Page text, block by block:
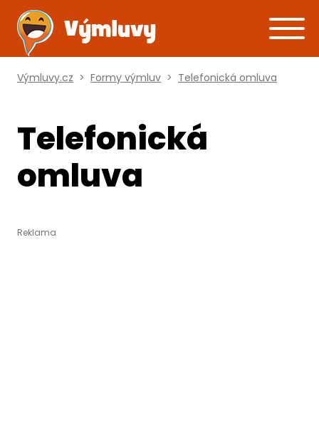
Výmluvy.cz > Formy výmluv > Telefonická omluva
Telefonická
omluva